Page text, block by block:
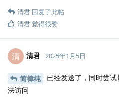
清君 回复了此帖
清君觉得很赞
清 清君 2025年1月5日
简律纯
已经发送了，同时尝
法访问